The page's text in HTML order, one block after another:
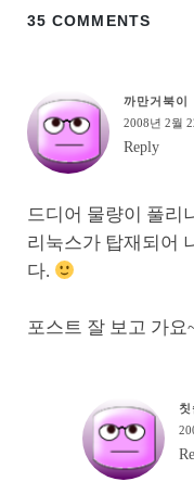
35 COMMENTS
까만거북이
2008년 2월
Reply
드디어 물량이 풀리
리눅스가 탑재되어
다.
포스트 잘 보고 가요
칫